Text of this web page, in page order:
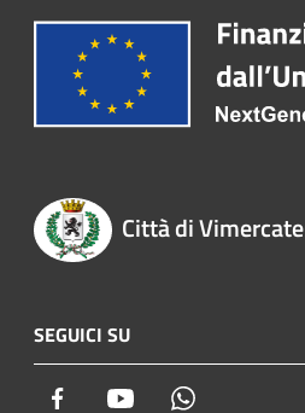
Città di Vimercate
SEGUICI SU
Facebook Youtube